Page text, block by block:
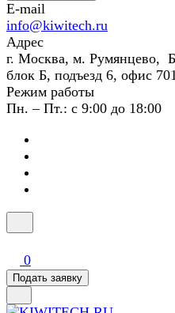
E-mail
info@kiwitech.ru
Адрес
г. Москва, м. Румянцево,
блок Б, подъезд 6, офис
Режим работы
Пн. – Пт.: с 9:00 до 18:00
0
Подать заявку